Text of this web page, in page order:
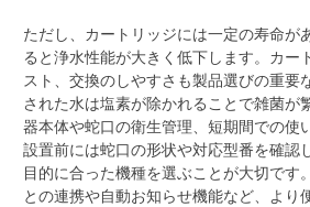
ただし、カートリッジには一定の寿命が
ると浄水性能が大きく低下します。カー
スト、交換のしやすさも製品選びの重要
された水は塩素が除かれることで雑菌が
器本体や蛇口の衛生管理、短期間での使
設置前には蛇口の形状や対応型番を確認
目的に合った機種を選ぶことが大切です
との連携や自動お知らせ機能など、より